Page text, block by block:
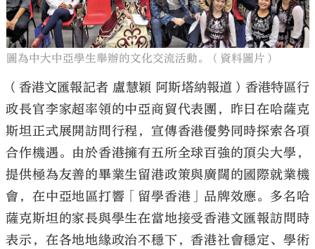
圖為中大中亞學生舉辦的文化交流活動。（資料圖片）
（香港文匯報記者 盧慧穎 阿斯塔納報道）香港特區行
政長官李家超率領的中亞商貿代表團，昨日在哈薩克
斯坦正式展開訪問行程，宣傳香港優勢同時探索各項
合作機遇。由於香港擁有五所全球百強的頂尖大學，
提供極為友善的畢業生留港政策與廣闊的國際就業機
會，在中亞地區打響「留學香港」品牌效應。多名哈
薩克斯坦的家長與學生在當地接受香港文匯報訪問時
表示，在各地地緣政治不穩下，香港社會穩定、學術